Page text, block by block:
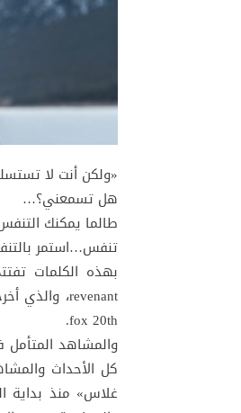
«ولكن أنت لا
هل تسمعني؟…
طالما يمكنك
تنفس…استمر
fox 20th.
والمشاهد
كل الأحداث
غلاس» منذ بداية